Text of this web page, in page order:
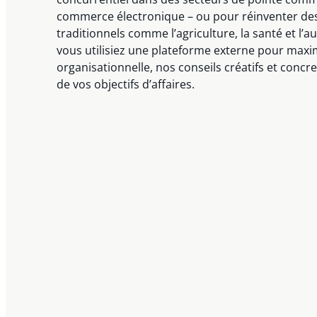
commerce électronique – ou pour réinventer
traditionnels comme l’agriculture, la santé et
vous utilisiez une plateforme externe pour
organisationnelle, nos conseils créatifs et
de vos objectifs d’affaires.